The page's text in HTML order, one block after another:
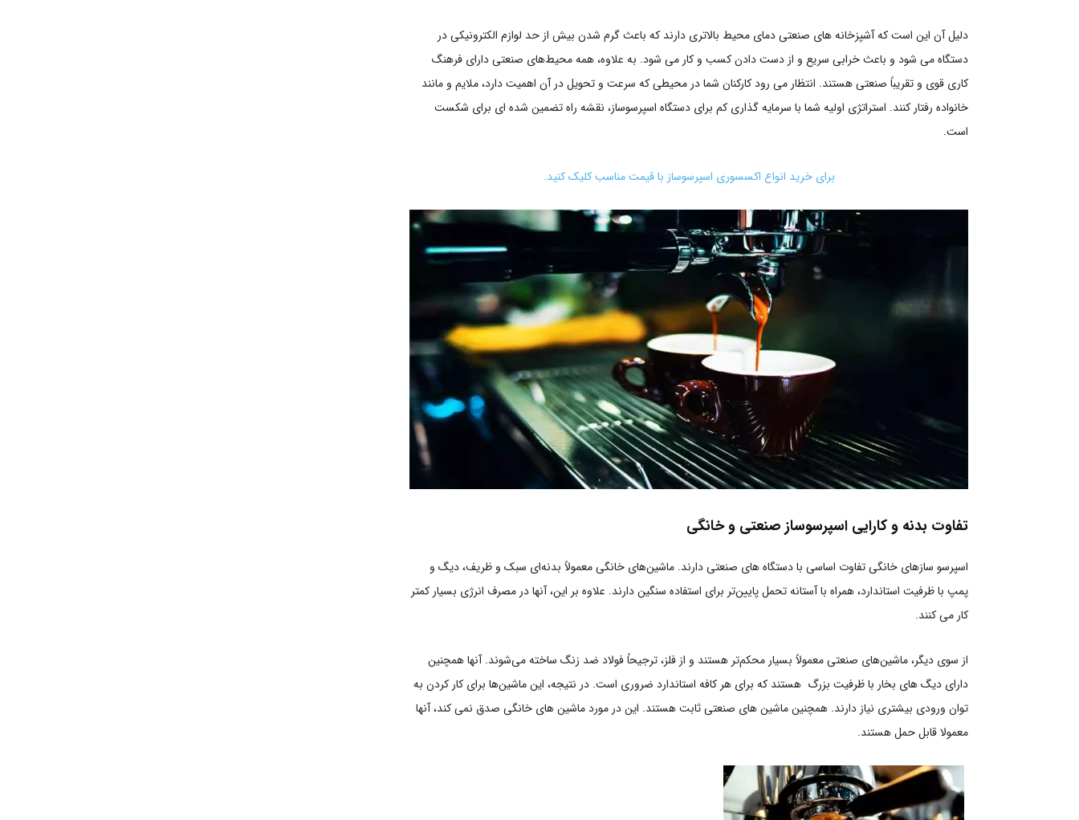
دلیل آن این است که آشپزخانه های صنعتی دمای محیط بالاتری دارند که باعث گرم شدن بیش از حد لوازم الکترونیکی در
دستگاه می شود و باعث خرابی سریع و از دست دادن کسب و کار می شود. به‌ علاوه، همه محیط‌های صنعتی دارای فرهنگ
کاری قوی و تقریباً صنعتی هستند. انتظار می رود کارکنان شما در محیطی که سرعت و تحویل در آن اهمیت دارد، ملایم و مانند
خانواده رفتار کنند. استراتژی اولیه شما با سرمایه گذاری کم برای دستگاه اسپرسوساز، نقشه راه تضمین شده ای برای شکست
است.
برای خرید انواع اکسسوری اسپرسوساز با قیمت مناسب کلیک کنید.
تفاوت بدنه و کارایی اسپرسوساز صنعتی و خانگی
اسپرسو سازهای خانگی تفاوت اساسی با دستگاه های صنعتی دارند. ماشین‌های خانگی معمولاً بدنه‌ای سبک و ظریف، دیگ و
پمپ با ظرفیت استاندارد، همراه با آستانه تحمل پایین‌تر برای استفاده سنگین دارند. علاوه بر این، آنها در مصرف انرژی بسیار کمتر
کار می کنند.
از سوی دیگر، ماشین‌های صنعتی معمولاً بسیار محکم‌تر هستند و از فلز، ترجیحاً فولاد ضد زنگ ساخته می‌شوند. آنها همچنین
دارای دیگ های بخار با ظرفیت بزرگ هستند که برای هر کافه استاندارد ضروری است. در نتیجه، این ماشین‌ها برای کار کردن به
توان ورودی بیشتری نیاز دارند. همچنین ماشین های صنعتی ثابت هستند. این در مورد ماشین های خانگی صدق نمی کند، آنها
معمولا قابل حمل هستند.